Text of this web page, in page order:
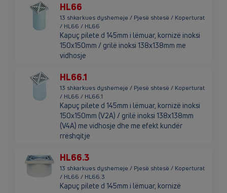
HL66
13 shkarkues dyshemeje / Pjesë shtesë / Koperturat
/ HL66 / HL66
Kapuç pilete d 145mm i lëmuar, kornizë inoksi
150x150mm / grilë inoksi 138x138mm me
vidhosje
HL66.1
13 shkarkues dyshemeje / Pjesë shtesë / Koperturat
/ HL66 / HL66.1
Kapuç pilete d 145mm i lëmuar, kornizë inoksi
150x150mm (V2A) / grilë inoksi 138x138mm
(V4A) me vidhosje dhe me efekt kundër
rrëshqitje
HL66.3
13 shkarkues dyshemeje / Pjesë shtesë / Koperturat
/ HL66 / HL66.3
Kapuç pilete d 145mm i lëmuar, kornizë